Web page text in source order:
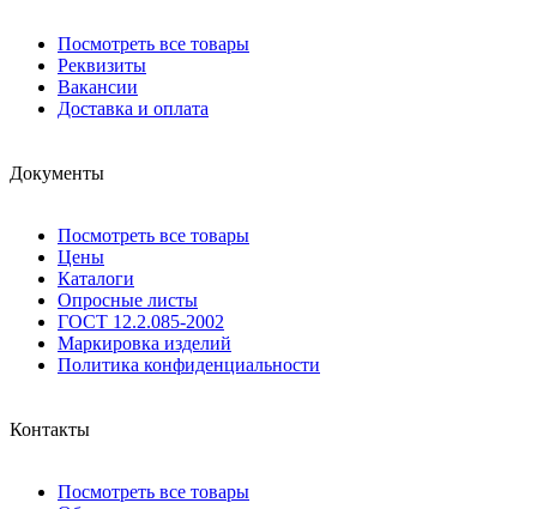
Посмотреть все товары
Реквизиты
Вакансии
Доставка и оплата
Документы
Посмотреть все товары
Цены
Каталоги
Опросные листы
ГОСТ 12.2.085-2002
Маркировка изделий
Политика конфиденциальности
Контакты
Посмотреть все товары